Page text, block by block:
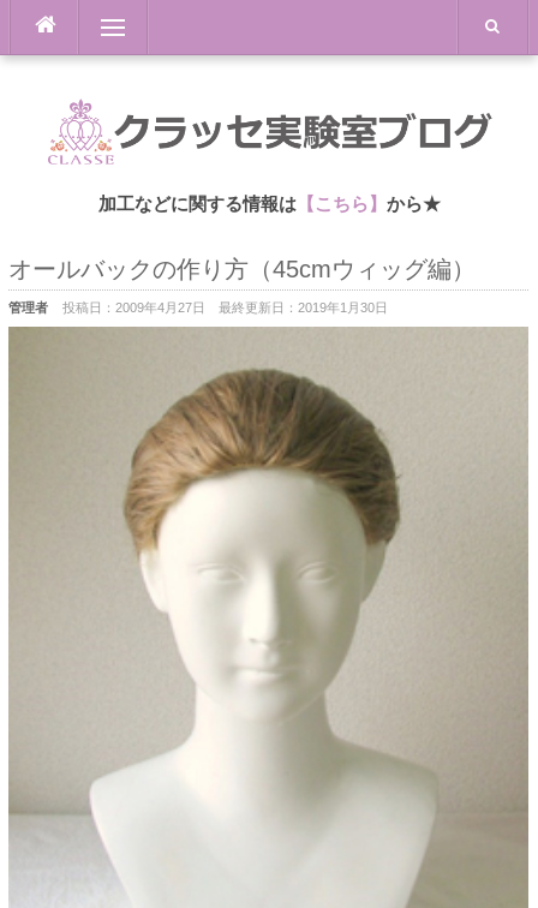
content
Menu
加工などに関する情報は【こちら】 から★
オールバックの作り方（45cmウィッグ編）
管理者 投稿日： 2009年4月27日 最終更新日： 2019年1月30日